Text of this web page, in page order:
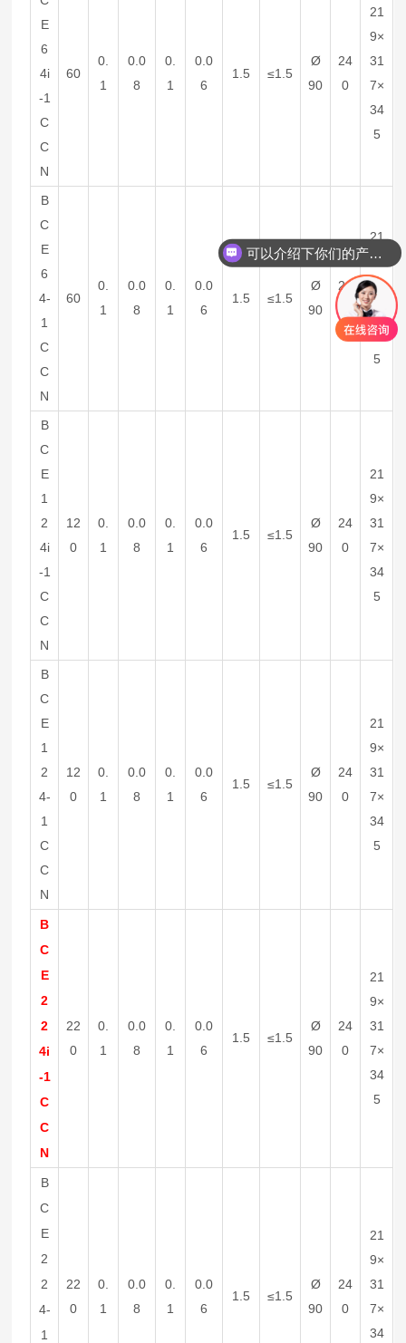
E
6
4i
-1
C
C
N
60
0.
1
0.0
8
0.
1
0.0
6
1.5 ≤1.5
Ø
90
24
0
21
9×
31
7×
34
5
B
C
E
6
4-
1
C
C
N
60
0.
1
0.0
8
0.
1
0.0
6
1.5 ≤1.5
Ø
90
24
21
9×
31
7×
34
5
B
C
E
1
2
4i
-1
C
C
N
12
0
0.
1
0.0
8
0.
1
0.0
6
1.5 ≤1.5
Ø
90
24
0
21
9×
31
7×
34
5
B
C
E
1
2
4-
1
C
C
N
12
0
0.
1
0.0
8
0.
1
0.0
6
1.5 ≤1.5
Ø
90
24
0
21
9×
31
7×
34
5
B
C
E
2
2
4i
-1
C
C
N
22
0
0.
1
0.0
8
0.
1
0.0
6
1.5 ≤1.5
Ø
90
24
0
21
9×
31
7×
34
5
B
C
E
2
2
4-
1
22
0
0.
1
0.0
8
0.
1
0.0
6
1.5 ≤1.5
Ø
90
24
0
21
9×
31
7×
34
可以介绍下你们的产品么